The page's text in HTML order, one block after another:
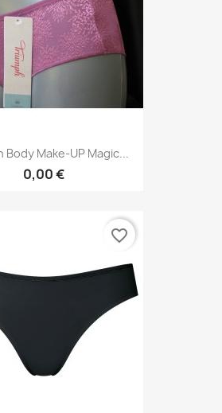
Body Make-UP Magic...
0,00 €
favorite_border